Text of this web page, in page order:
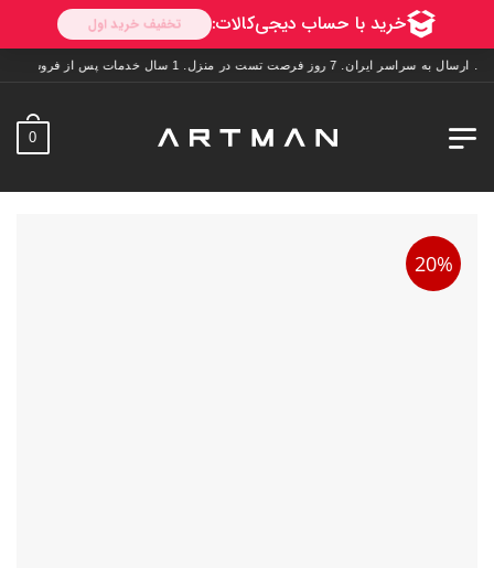
فرصت تست در منزل. 1 سال خدمات پس از فروش.
0
20%